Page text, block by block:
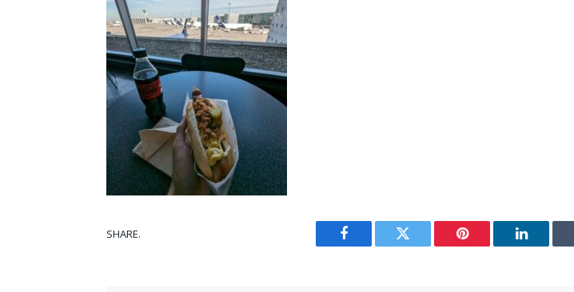
SHARE.
Facebook Twitter Pinterest LinkedIn